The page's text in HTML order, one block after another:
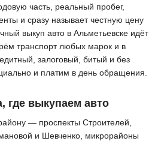
часть, реальный пробег,
и сразу называет честную цену
выкуп авто в Альметьевске идёт
транспорт любых марок и в
залоговый, битый и без
и платим в день обращения.
где выкупаем авто
— проспекты Строителей,
и Шевченко, микрорайоны